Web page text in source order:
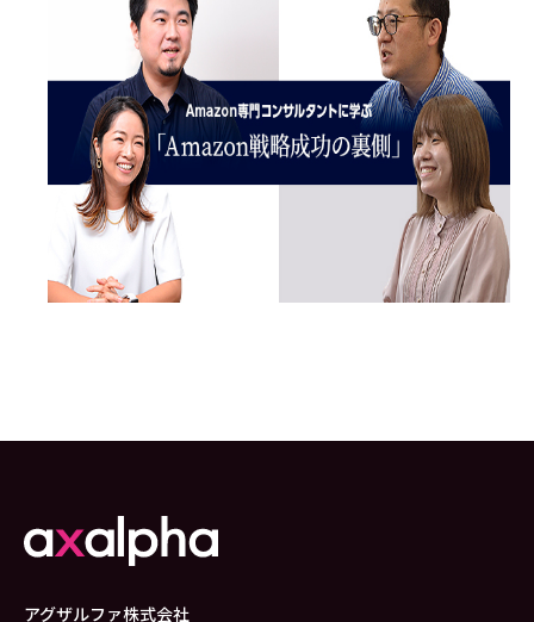
アグザルファ株式会社